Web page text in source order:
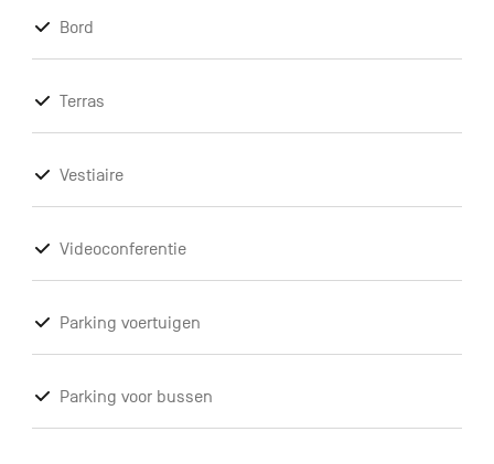
Bord
Terras
Vestiaire
Videoconferentie
Parking voertuigen
Parking voor bussen